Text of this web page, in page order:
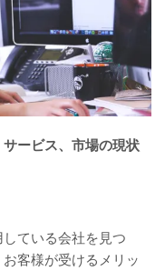
ービス、市場の現状
ている会社を見つ
客様が受けるメリッ